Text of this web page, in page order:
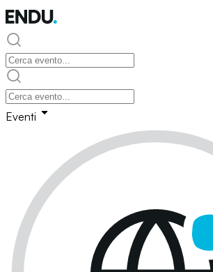
Eventi